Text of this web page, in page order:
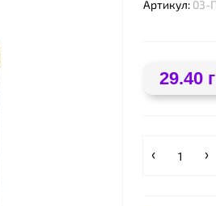
Артикул: 03-
29.40